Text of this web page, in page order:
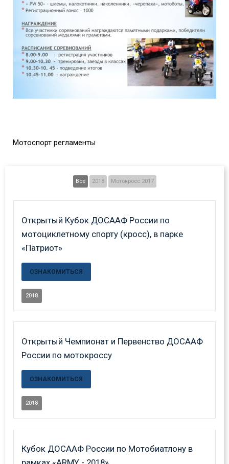
Мотоспорт регламенты
Все 2018 Мотокросс 2017
Открытый Кубок ДОСААФ России по
мотоциклетному спорту (кросс), в парке
«Патриот»
ОЗНАКОМИТЬСЯ
2018
Открытый Чемпионат и Первенство ДОСААФ
России по мотокроссу
ОЗНАКОМИТЬСЯ
2018
Кубок ДОСААФ России по Мотобиатлону в